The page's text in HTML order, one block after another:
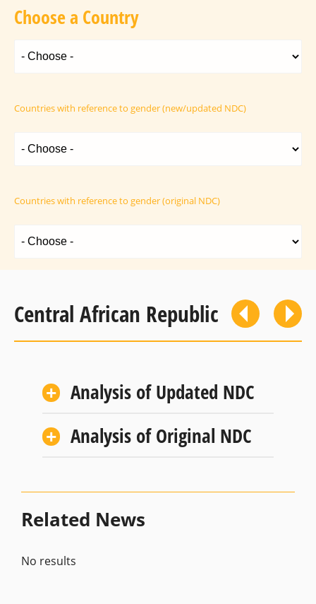
Choose a Country
Countries with reference to gender (new/updated NDC)
Countries with reference to gender (original NDC)
Central African Republic
Analysis of Updated NDC
Analysis of Original NDC
Related News
No results